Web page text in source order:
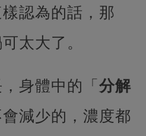
認為的話，那
太大了。
身體中的「 分解
會減少的，濃度都